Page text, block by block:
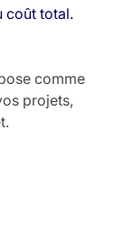
coût total.
comme
projets,